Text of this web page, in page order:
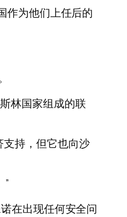
作为他们上任后的
林国家组成的联
支持，但它也向沙
在出现任何安全问